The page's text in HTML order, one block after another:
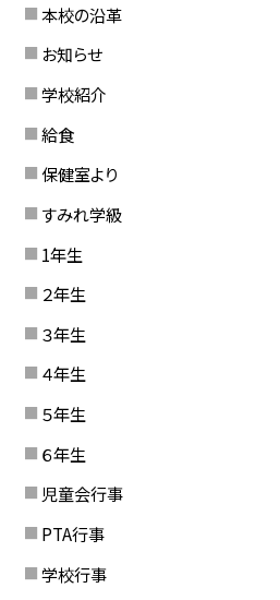
本校の沿革
お知らせ
学校紹介
給食
保健室より
すみれ学級
1年生
２年生
３年生
４年生
５年生
６年生
児童会行事
PTA行事
学校行事